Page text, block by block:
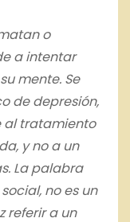
o
a intentar
mente. Se
de depresión,
al tratamiento
y no a un
La palabra
no es un
referir a un